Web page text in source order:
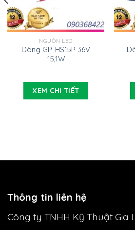
NGUỒN LED
Dòng GP-HS15P 36V
15,1W
XEM CHI TIẾT
Thông tin liên hệ
Công ty TNHH Kỹ Thuật Gia